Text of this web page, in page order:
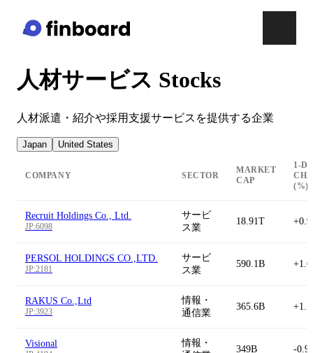
人材サービス Stocks
人材派遣・紹介や採用支援サービスを提供する企業
Japan United States
COMPANY SECTOR
MARKET
CAP
1-
(%)
Recruit Holdings Co., Ltd.
JP:6098
サービ
ス業
18.91T
PERSOL HOLDINGS CO.,LTD.
JP:2181
サービ
ス業
590.1B
RAKUS Co.,Ltd
JP:3923
情報・
通信業
365.6B
Visional
情報・
349B -